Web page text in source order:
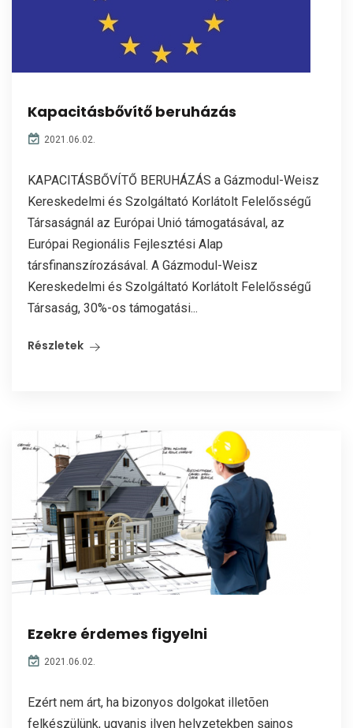
Kapacitásbővítő beruházás
2021.06.02.
KAPACITÁSBŐVÍTŐ BERUHÁZÁS a Gázmodul-Weisz
Kereskedelmi és Szolgáltató Korlátolt Felelősségű
Társaságnál az Európai Unió támogatásával, az
Európai Regionális Fejlesztési Alap
társfinanszírozásával. A Gázmodul-Weisz
Kereskedelmi és Szolgáltató Korlátolt Felelősségű
Társaság, 30%-os támogatási...
Részletek
Ezekre érdemes figyelni
2021.06.02.
Ezért nem árt, ha bizonyos dolgokat illetõen
felkészülünk, ugyanis ilyen helyzetekben sajnos